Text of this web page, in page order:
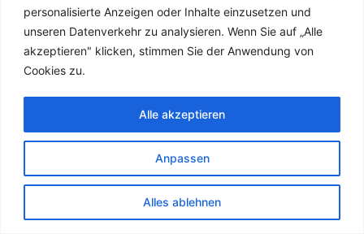
personalisierte Anzeigen oder Inhalte einzusetzen und
unseren Datenverkehr zu analysieren. Wenn Sie auf „Alle
akzeptieren" klicken, stimmen Sie der Anwendung von
Cookies zu.
Anpassen
Alles ablehnen
Alle akzeptieren
Siegfried Hesker